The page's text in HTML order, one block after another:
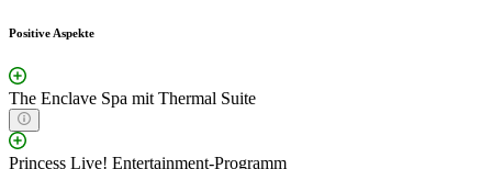
Positive Aspekte
The Enclave Spa mit Thermal Suite
Princess Live! Entertainment-Programm